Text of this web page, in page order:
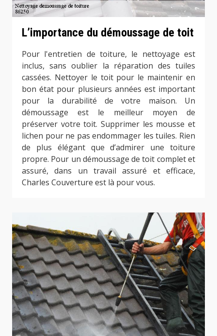
L’importance du démoussage de toit
Pour l'entretien de toiture, le nettoyage est
inclus, sans oublier la réparation des tuiles
cassées. Nettoyer le toit pour le maintenir en
bon état pour plusieurs années est important
pour la durabilité de votre maison. Un
démoussage est le meilleur moyen de
préserver votre toit. Supprimer les mousse et
lichen pour ne pas endommager les tuiles. Rien
de plus élégant que d’admirer une toiture
propre. Pour un démoussage de toit complet et
assuré, dans un travail assuré et efficace,
Charles Couverture est là pour vous.